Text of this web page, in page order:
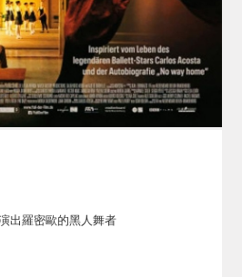
出羅密歐的黑人舞者